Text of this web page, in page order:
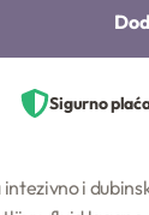
Sigurno
i